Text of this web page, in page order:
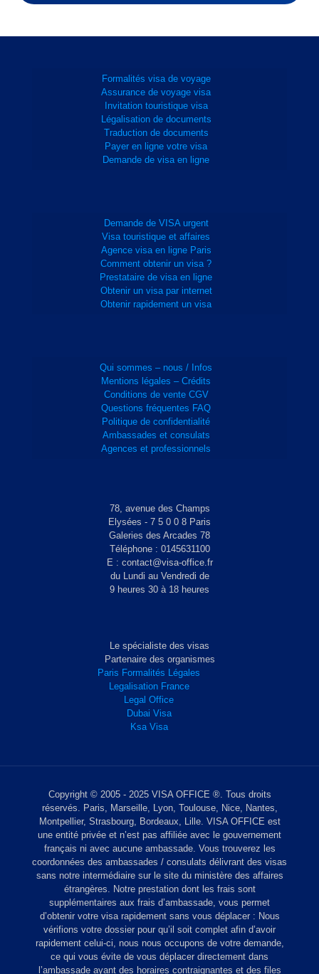
Formalités visa de voyage
Assurance de voyage visa
Invitation touristique visa
Légalisation de documents
Traduction de documents
Payer en ligne votre visa
Demande de visa en ligne
Demande de VISA urgent
Visa touristique et affaires
Agence visa en ligne Paris
Comment obtenir un visa ?
Prestataire de visa en ligne
Obtenir un visa par internet
Obtenir rapidement un visa
Qui sommes – nous / Infos
Mentions légales – Crédits
Conditions de vente CGV
Questions fréquentes FAQ
Politique de confidentialité
Ambassades et consulats
Agences et professionnels
78, avenue des Champs
Elysées - 7 5 0 0 8 Paris
Galeries des Arcades 78
Téléphone : 0145631100
E : contact@visa-office.fr
du Lundi au Vendredi de
9 heures 30 à 18 heures
Le spécialiste des visas
Partenaire des organismes
Paris Formalités Légales
Legalisation France
Legal Office
Dubai Visa
Ksa Visa
Copyright © 2005 - 2025 VISA OFFICE ®. Tous droits
réservés. Paris, Marseille, Lyon, Toulouse, Nice, Nantes,
Montpellier, Strasbourg, Bordeaux, Lille. VISA OFFICE est
une entité privée et n’est pas affiliée avec le gouvernement
français ni avec aucune ambassade. Vous trouverez les
coordonnées des ambassades / consulats délivrant des visas
sans notre intermédiaire sur le site du ministère des affaires
étrangères. Notre prestation dont les frais sont
supplémentaires aux frais d’ambassade, vous permet
d’obtenir votre visa rapidement sans vous déplacer : Nous
vérifions votre dossier pour qu’il soit complet afin d’avoir
rapidement celui-ci, nous nous occupons de votre demande,
ce qui vous évite de vous déplacer directement dans
l’ambassade ayant des horaires contraignantes et des files